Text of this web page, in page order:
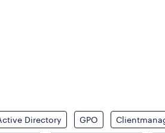
Directory GPO